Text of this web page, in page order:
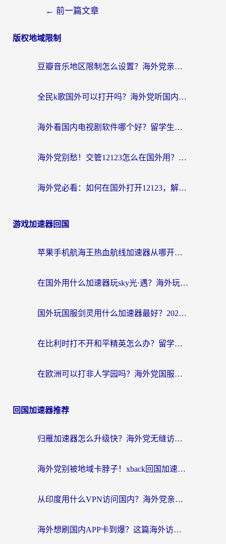
← 前一篇文章
版权地域限制
豆瓣音乐地区限制怎么设置？海外党亲测有效的回国加速方案来了
全民k歌国外可以打开吗？海外党听国内音乐听书的实用指南
海外看国内电视剧软件哪个好？留学生亲测有效的追剧加速方案
海外党别愁！交管12123怎么在国外用？一篇搞定回国资源访问难题
海外党必看：如何在国外打开12123，解决小程序登录难题
游戏加速器回国
苹果手机航海王热血航线加速器从哪开启？海外玩家国服畅玩全攻略
在国外用什么加速器玩sky光·遇？海外玩家国服畅玩终极指南（附魔兽世界狂暴传奇解决方案）
国外玩国服剑灵用什么加速器最好？2026海外玩家亲测指南（附魔兽世界怀旧服精灵之境加速技巧）
在比利时打不开和平精英怎么办？留学生亲测有效的国服游戏加速方案
在欧洲可以打非人学园吗？海外党国服游戏不卡顿的终极指南
回国加速器推荐
归雁加速器怎么升级快？海外党无缝访问国内资源的全攻略（附免费VPN推荐Dcard热门款）
海外党别被地域卡脖子！xback回国加速器选择全攻略，轻松刷剧玩国服
从印度用什么VPN访问国内？海外党亲测的无缝回国上网指南
海外想刷国内APP卡到爆？这篇海外访问国内服务器加速指南帮你解决所有问题